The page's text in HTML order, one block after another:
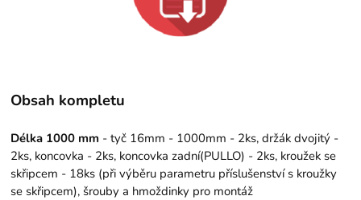
Obsah kompletu
Délka 1000 mm - tyč 16mm - 1000mm - 2ks, držák dvojitý -
2ks, koncovka - 2ks, koncovka zadní(PULLO) - 2ks, kroužek se
skřipcem - 18ks (při výběru parametru příslušenství s kroužky
se skřipcem), šrouby a hmoždinky pro montáž